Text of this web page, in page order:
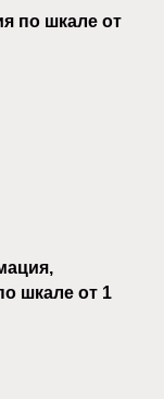
по шкале от
шкале от 1